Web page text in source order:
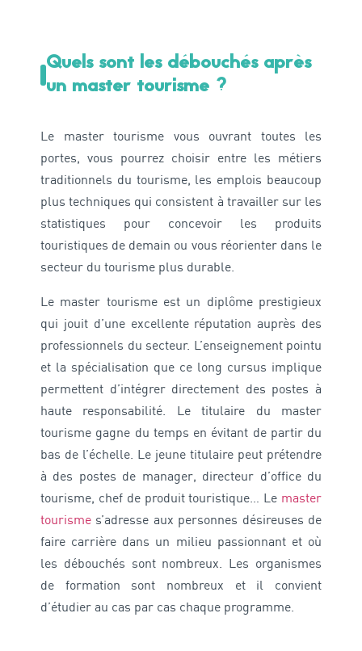
Quels sont les débouchés après
un master tourisme ?
Le master tourisme vous ouvrant toutes les
portes, vous pourrez choisir entre les métiers
traditionnels du tourisme, les emplois beaucoup
plus techniques qui consistent à travailler sur les
statistiques pour concevoir les produits
touristiques de demain ou vous réorienter dans le
secteur du tourisme plus durable.
Le master tourisme est un diplôme prestigieux
qui jouit d’une excellente réputation auprès des
professionnels du secteur. L’enseignement pointu
et la spécialisation que ce long cursus implique
permettent d’intégrer directement des postes à
haute responsabilité. Le titulaire du master
tourisme gagne du temps en évitant de partir du
bas de l’échelle. Le jeune titulaire peut prétendre
à des postes de manager, directeur d’office du
tourisme, chef de produit touristique… Le master
tourisme s’adresse aux personnes désireuses de
faire carrière dans un milieu passionnant et où
les débouchés sont nombreux. Les organismes
de formation sont nombreux et il convient
d’étudier au cas par cas chaque programme.